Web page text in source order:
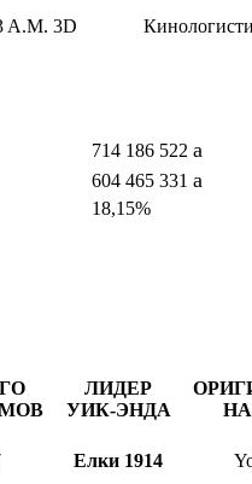
A.M. 3D
714 186 522 a
604 465 331 a
18,15%
ЛИДЕР
УИК-ЭНДА
Елки 1914